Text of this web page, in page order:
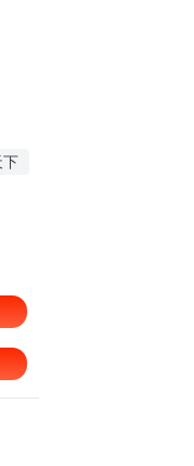
下